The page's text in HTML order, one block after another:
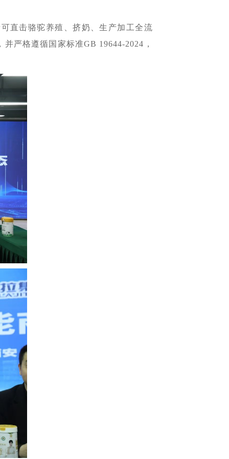
直击骆驼养殖、挤奶、生产加工全流
严格遵循国家标准GB 19644-2024，